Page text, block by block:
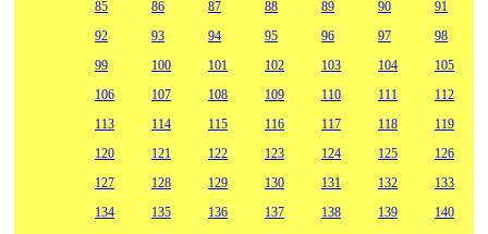
85
86 87 88 89 90
91
92
93 94 95 96 97
98
99
100 101 102 103 104
105
106
107 108 109 110 111
112
113
114 115 116 117 118
119
120
121 122 123 124 125
126
127
128 129 130 131 132
133
134
135 136 137 138 139
140